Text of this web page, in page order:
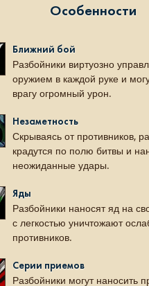
Особенности
Ближний бой
Разбойники виртуозно
оружием в каждой руке и
врагу огромный урон.
Незаметность
Скрываясь от противников,
крадутся по полю битвы и
неожиданные удары.
Яды
Разбойники наносят яд на
с легкостью уничтожают
противников.
Серии приемов
Разбойники могут наносить